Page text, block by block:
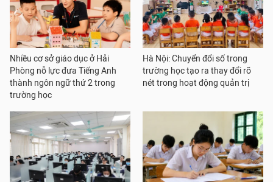
Nhiều cơ sở giáo dục ở Hải
Phòng nỗ lực đưa Tiếng Anh
thành ngôn ngữ thứ 2 trong
trường học
Hà Nội: Chuyển đổi số trong
trường học tạo ra thay đổi rõ
nét trong hoạt động quản trị